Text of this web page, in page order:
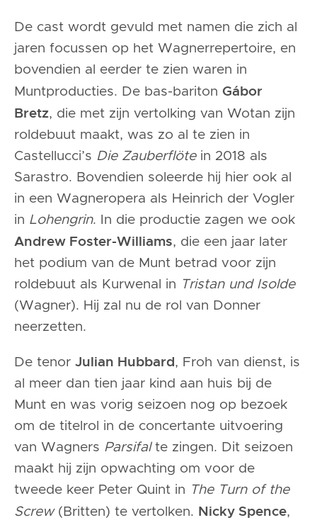
De cast wordt gevuld met namen die zich al
jaren focussen op het Wagnerrepertoire, en
bovendien al eerder te zien waren in
Muntproducties. De bas-bariton Gábor
Bretz, die met zijn vertolking van Wotan zijn
roldebuut maakt, was zo al te zien in
Castellucci’s Die Zauberflöte in 2018 als
Sarastro. Bovendien soleerde hij hier ook al
in een Wagneropera als Heinrich der Vogler
in Lohengrin. In die productie zagen we ook
Andrew Foster-Williams, die een jaar later
het podium van de Munt betrad voor zijn
roldebuut als Kurwenal in Tristan und Isolde
(Wagner). Hij zal nu de rol van Donner
neerzetten.
De tenor Julian Hubbard, Froh van dienst, is
al meer dan tien jaar kind aan huis bij de
Munt en was vorig seizoen nog op bezoek
om de titelrol in de concertante uitvoering
van Wagners Parsifal te zingen. Dit seizoen
maakt hij zijn opwachting om voor de
tweede keer Peter Quint in The Turn of the
Screw (Britten) te vertolken. Nicky Spence,